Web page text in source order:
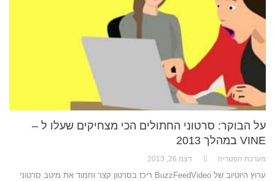
על הבוקר: סרטוני החתולים הכי מצחיקים שעלו ל –
VINE במהלך 2013
מערכת הפטריה דצמ 26, 2013
ערוץ היוטיוב של BuzzFeedVideo ריכז בסרטון קצר וחמוד את מיטב סרטוני